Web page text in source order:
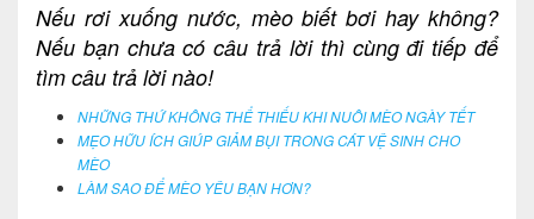
Nếu rơi xuống nước, mèo biết bơi hay không?
Nếu bạn chưa có câu trả lời thì cùng đi tiếp để
tìm câu trả lời nào!
NHỮNG THỨ KHÔNG THỂ THIẾU KHI NUÔI MÈO NGÀY TẾT
MẸO HỮU ÍCH GIÚP GIẢM BỤI TRONG CÁT VỆ SINH CHO
MÈO
LÀM SAO ĐỂ MÈO YÊU BẠN HƠN?